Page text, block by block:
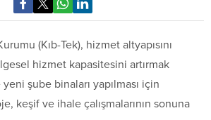
(Kıb-Tek), hizmet altyapısını
hizmet kapasitesini artırmak
şube binaları yapılması için
keşif ve ihale çalışmalarının sonuna